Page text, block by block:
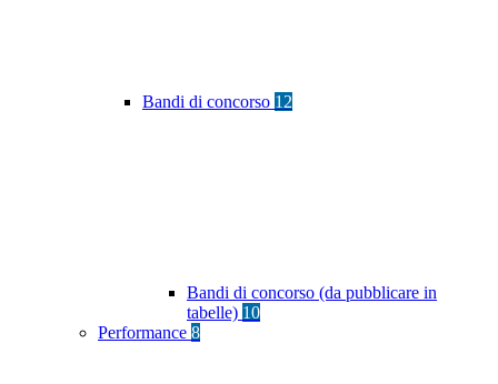
Bandi di concorso 12
Bandi di concorso (da pubblicare in
tabelle) 10
Performance 8